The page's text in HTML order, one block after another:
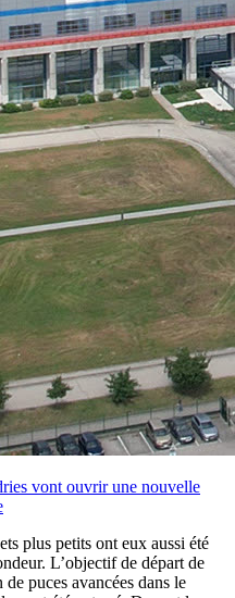
vont ouvrir une nouvelle
plus petits ont eux aussi été
L’objectif de départ de
puces avancées dans le